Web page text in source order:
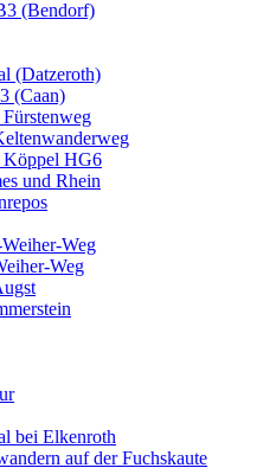
(Bendorf)
(Datzeroth)
(Caan)
Köppel HG6
und Rhein
Weg
Weg
bei Elkenroth
auf der Fuchskaute